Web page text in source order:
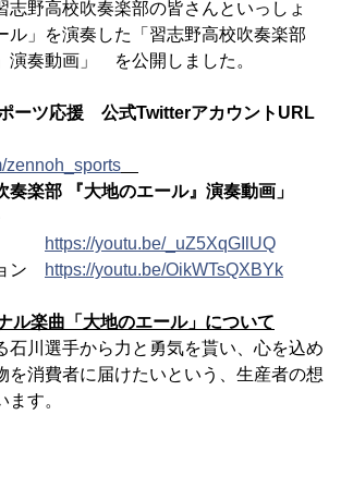
志野高校吹奏楽部の皆さんといっしょ
ル」を演奏した「習志野高校吹奏楽部
演奏動画」 を公開しました。
ーツ応援 公式TwitterアカウントURL
zennoh_sports
奏楽部 『大地のエール』演奏動画」
ン
https://youtu.be/_uZ5XqGIlUQ
ン
https://youtu.be/OikWTsQXBYk
ル楽曲「大地のエール」について
石川選手から力と勇気を貰い、心を込め
を消費者に届けたいという、生産者の想
す。